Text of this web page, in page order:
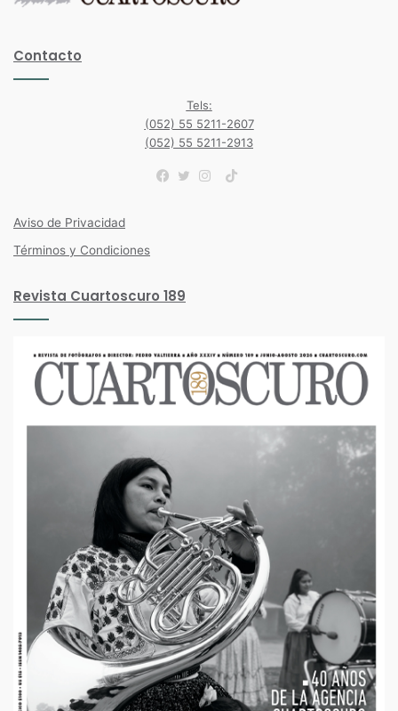
Contacto
Tels:
(052) 55 5211-2607
(052) 55 5211-2913
TikTok
Aviso de Privacidad
Términos y Condiciones
Revista Cuartoscuro 189